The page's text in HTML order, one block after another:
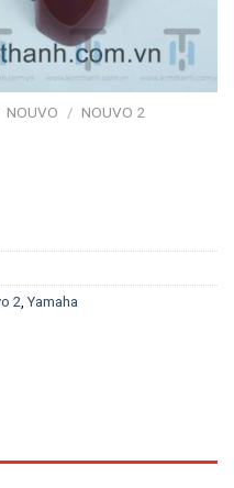
NOUVO / NOUVO 2
2, Yamaha